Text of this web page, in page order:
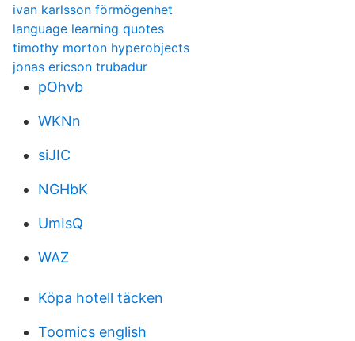
ivan karlsson förmögenhet
language learning quotes
timothy morton hyperobjects
jonas ericson trubadur
pOhvb
WKNn
siJIC
NGHbK
UmIsQ
WAZ
Köpa hotell täcken
Toomics english